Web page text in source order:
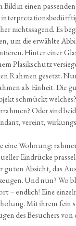
Bild in einen
nichts­sa­gend. Es
um die erwähl­te
Hin­ter einer
Plas­ik­schutz
Rah­men gesetzt.
als Ein­heit. Die
schmückt
Oder sind
ver­eint,
eine Woh­nung:
Ein­drü­cke
guten Absicht, das
Und nun? Wo
– end­lich! Eine
Mit ihrem fein
des Besu­chers von